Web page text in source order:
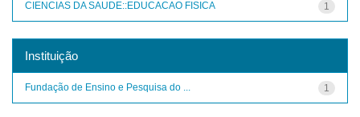
1
CIENCIAS DA SAUDE::EDUCACAO FISICA
Instituição
1
Fundação de Ensino e Pesquisa do ...